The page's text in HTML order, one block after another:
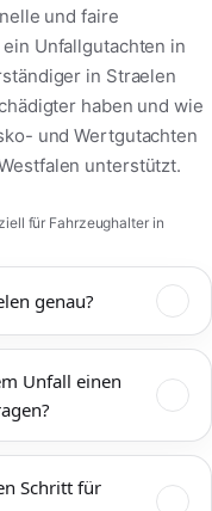
und faire
Unfallgutachten in
in Straelen
haben und wie
und Wertgutachten
unterstützt.
für Fahrzeughalter in
genau?
Zustand Ihres
mögliche
und Gerichten
Unfall einen
ein offensichtlicher
Schritt für